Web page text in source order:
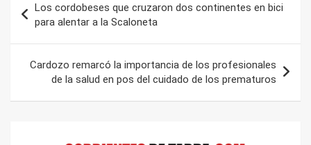
de
entradas
Los cordobeses que cruzaron dos continentes en bici
para alentar a la Scaloneta
Cardozo remarcó la importancia de los profesionales
de la salud en pos del cuidado de los prematuros